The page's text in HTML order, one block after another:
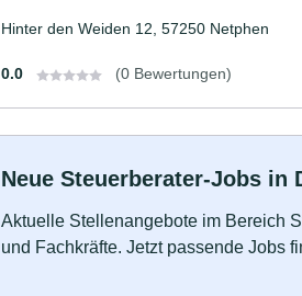
Hinter den Weiden 12, 57250 Netphen
0.0 (0 Bewertungen)
Neue Steuerberater-Jobs in
Aktuelle Stellenangebote im Bereich
und Fachkräfte. Jetzt passende Jobs